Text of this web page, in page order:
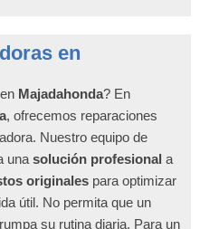
en
Majadahonda? En
, ofrecemos reparaciones
Nuestro equipo de
una solución profesional a
originales para optimizar
útil. No permita que un
su rutina diaria. Para un